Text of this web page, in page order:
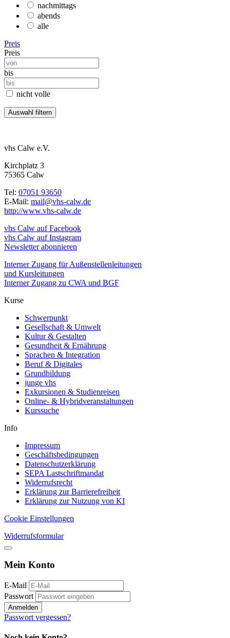
nachmittags
abends
alle
Preis
Preis
bis
nicht volle
vhs Calw e.V.
Kirchplatz 3
75365 Calw
Tel: 07051 93650
E-Mail: mail@vhs-calw.de
http://www.vhs-calw.de
vhs Calw auf Facebook
vhs Calw auf Instagram
Newsletter abonnieren
Interner Zugang für Außenstellenleitungen
und Kursleitungen
Interner Zugang zu CWA und BGF
Kurse
Schwerpunkt
Gesellschaft & Umwelt
Kultur & Gestalten
Gesundheit & Ernährung
Sprachen & Integration
Beruf & Digitales
Grundbildung
junge vhs
Exkursionen & Studienreisen
Online- & Hybridveranstaltungen
Kurssuche
Info
Impressum
Geschäftsbedingungen
Datenschutzerklärung
SEPA Lastschriftmandat
Widerrufsrecht
Erklärung zur Barrierefreiheit
Erklärung zur Nutzung von KI
Cookie Einstellungen
Widerrufsformular
Mein Konto
E-Mail
Passwort
Anmelden
Passwort vergessen?